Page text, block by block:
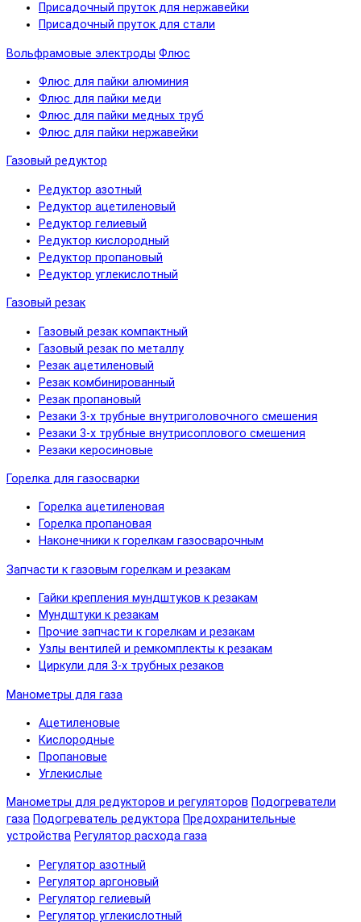
Присадочный пруток для нержавейки
Присадочный пруток для стали
Вольфрамовые электроды Флюс
Флюс для пайки алюминия
Флюс для пайки меди
Флюс для пайки медных труб
Флюс для пайки нержавейки
Газовый редуктор
Редуктор азотный
Редуктор ацетиленовый
Редуктор гелиевый
Редуктор кислородный
Редуктор пропановый
Редуктор углекислотный
Газовый резак
Газовый резак компактный
Газовый резак по металлу
Резак ацетиленовый
Резак комбинированный
Резак пропановый
Резаки 3-х трубные внутриголовочного смешения
Резаки 3-х трубные внутрисоплового смешения
Резаки керосиновые
Горелка для газосварки
Горелка ацетиленовая
Горелка пропановая
Наконечники к горелкам газосварочным
Запчасти к газовым горелкам и резакам
Гайки крепления мундштуков к резакам
Мундштуки к резакам
Прочие запчасти к горелкам и резакам
Узлы вентилей и ремкомплекты к резакам
Циркули для 3-х трубных резаков
Манометры для газа
Ацетиленовые
Кислородные
Пропановые
Углекислые
Манометры для редукторов и регуляторов Подогреватели
газа Подогреватель редуктора Предохранительные
устройства Регулятор расхода газа
Регулятор азотный
Регулятор аргоновый
Регулятор гелиевый
Регулятор углекислотный